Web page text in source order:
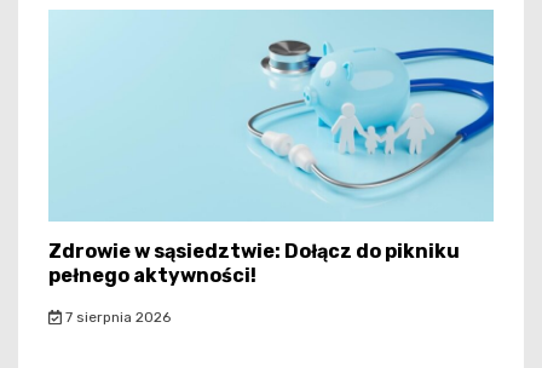
Zdrowie w sąsiedztwie: Dołącz do pikniku
pełnego aktywności!
7 sierpnia 2026